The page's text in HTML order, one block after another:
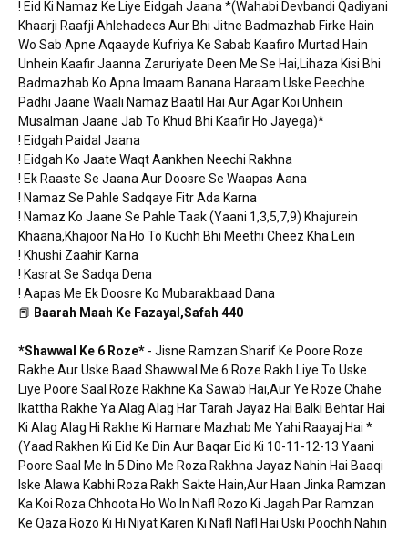
! Eid Ki Namaz Ke Liye Eidgah Jaana *(Wahabi Devbandi Qadiyani
Khaarji Raafji Ahlehadees Aur Bhi Jitne Badmazhab Firke Hain
Wo Sab Apne Aqaayde Kufriya Ke Sabab Kaafiro Murtad Hain
Unhein Kaafir Jaanna Zaruriyate Deen Me Se Hai,Lihaza Kisi Bhi
Badmazhab Ko Apna Imaam Banana Haraam Uske Peechhe
Padhi Jaane Waali Namaz Baatil Hai Aur Agar Koi Unhein
Musalman Jaane Jab To Khud Bhi Kaafir Ho Jayega)*
! Eidgah Paidal Jaana
! Eidgah Ko Jaate Waqt Aankhen Neechi Rakhna
! Ek Raaste Se Jaana Aur Doosre Se Waapas Aana
! Namaz Se Pahle Sadqaye Fitr Ada Karna
! Namaz Ko Jaane Se Pahle Taak (Yaani 1,3,5,7,9) Khajurein
Khaana,Khajoor Na Ho To Kuchh Bhi Meethi Cheez Kha Lein
! Khushi Zaahir Karna
! Kasrat Se Sadqa Dena
! Aapas Me Ek Doosre Ko Mubarakbaad Dana
📕 Baarah Maah Ke Fazayal,Safah 440
*Shawwal Ke 6 Roze* - Jisne Ramzan Sharif Ke Poore Roze
Rakhe Aur Uske Baad Shawwal Me 6 Roze Rakh Liye To Uske
Liye Poore Saal Roze Rakhne Ka Sawab Hai,Aur Ye Roze Chahe
Ikattha Rakhe Ya Alag Alag Har Tarah Jayaz Hai Balki Behtar Hai
Ki Alag Alag Hi Rakhe Ki Hamare Mazhab Me Yahi Raayaj Hai *
(Yaad Rakhen Ki Eid Ke Din Aur Baqar Eid Ki 10-11-12-13 Yaani
Poore Saal Me In 5 Dino Me Roza Rakhna Jayaz Nahin Hai Baaqi
Iske Alawa Kabhi Roza Rakh Sakte Hain,Aur Haan Jinka Ramzan
Ka Koi Roza Chhoota Ho Wo In Nafl Rozo Ki Jagah Par Ramzan
Ke Qaza Rozo Ki Hi Niyat Karen Ki Nafl Nafl Hai Uski Poochh Nahin